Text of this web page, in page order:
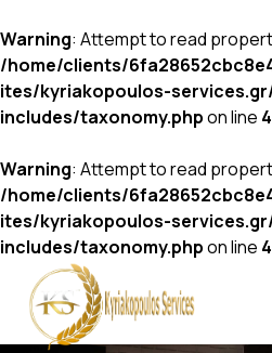
Warning: Attempt to read
/home/clients/
ites/kyriakopoulos-
includes/taxonomy.phpon line
Warning: Attempt to read
/home/clients/
ites/kyriakopoulos-
includes/taxonomy.phpon line